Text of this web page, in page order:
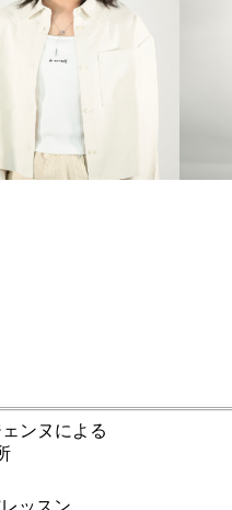
ンヌによる